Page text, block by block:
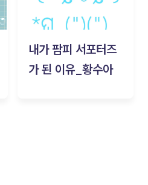
내가 팜피 서포터즈
가 된 이유_황수아